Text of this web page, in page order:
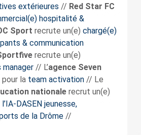
extérieures // Red Star FC
hospitalité &
Sport recrute un(e) chargé(e)
& communication
recrute un(e)
manager// L’agence Seven
la team activation// Le
nationalerecrut un(e)
DASEN jeunesse,
de la Drôme//